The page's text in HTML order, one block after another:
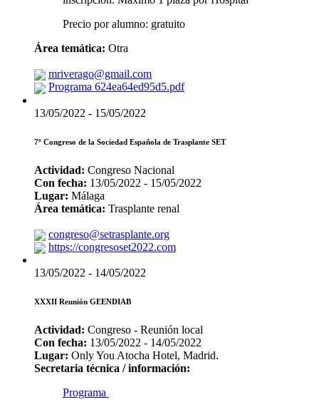
Precio por alumno: gratuito
Área temática: Otra
mriverago@gmail.com
Programa 624ea64ed95d5.pdf
13/05/2022 - 15/05/2022
7º Congreso de la Sociedad Española de Trasplante SET
Actividad: Congreso Nacional
Con fecha: 13/05/2022 - 15/05/2022
Lugar: Málaga
Área temática: Trasplante renal
congreso@setrasplante.org
https://congresoset2022.com
13/05/2022 - 14/05/2022
XXXII Reunión GEENDIAB
Actividad: Congreso - Reunión local
Con fecha: 13/05/2022 - 14/05/2022
Lugar: Only You Atocha Hotel, Madrid.
Secretaria técnica / información:
Programa